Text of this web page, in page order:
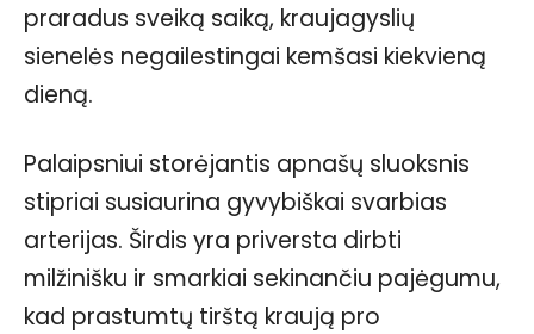
praradus sveiką saiką, kraujagyslių
sienelės negailestingai kemšasi kiekvieną
dieną.
Palaipsniui storėjantis apnašų sluoksnis
stipriai susiaurina gyvybiškai svarbias
arterijas. Širdis yra priversta dirbti
milžinišku ir smarkiai sekinančiu pajėgumu,
kad prastumtų tirštą kraują pro